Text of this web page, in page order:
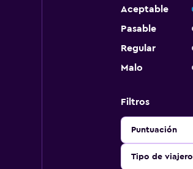
Aceptable
Pasable
Regular
Malo
Filtros
Puntuación
Tipo de viajero